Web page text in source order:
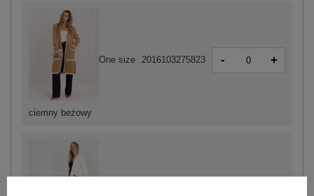
ciemny beżowy
One size 2016103275823 - +